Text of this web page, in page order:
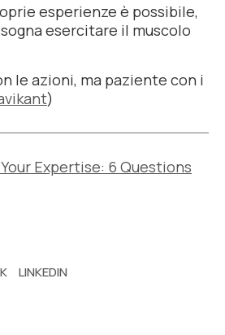
esperienze è possibile,
esercitare il muscolo
le azioni, ma paziente con i
)
Expertise: 6 Questions
LINKEDIN